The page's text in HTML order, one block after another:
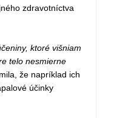
zdravotníctva
ktoré višniam
telo nesmierne
že napríklad ich
účinky